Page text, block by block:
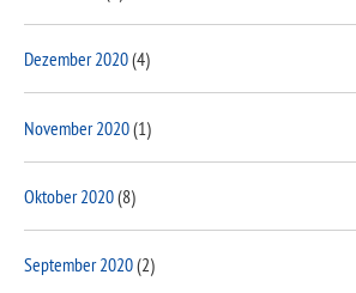
Dezember 2020(4)
November 2020(1)
Oktober 2020(8)
September 2020(2)